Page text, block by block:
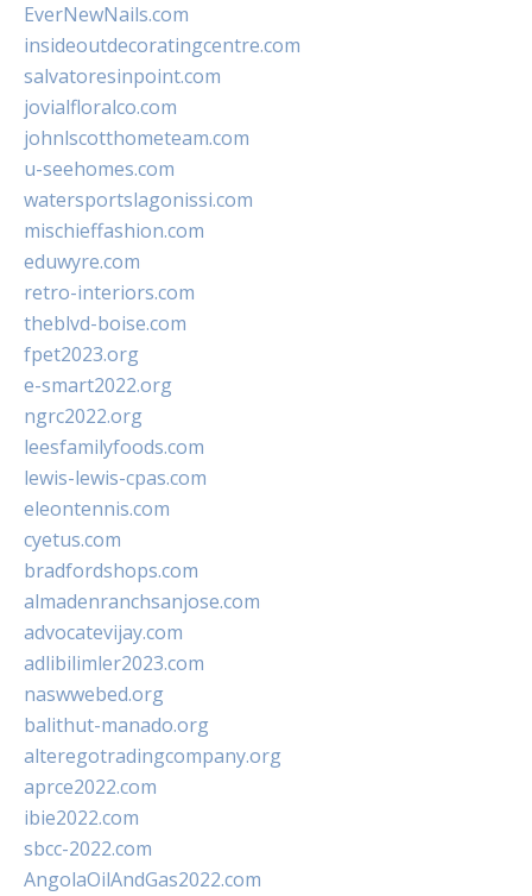
EverNewNails.com
insideoutdecoratingcentre.com
salvatoresinpoint.com
jovialfloralco.com
johnlscotthometeam.com
u-seehomes.com
watersportslagonissi.com
mischieffashion.com
eduwyre.com
retro-interiors.com
theblvd-boise.com
fpet2023.org
e-smart2022.org
ngrc2022.org
leesfamilyfoods.com
lewis-lewis-cpas.com
eleontennis.com
cyetus.com
bradfordshops.com
almadenranchsanjose.com
advocatevijay.com
adlibilimler2023.com
naswwebed.org
balithut-manado.org
alteregotradingcompany.org
aprce2022.com
ibie2022.com
sbcc-2022.com
AngolaOilAndGas2022.com